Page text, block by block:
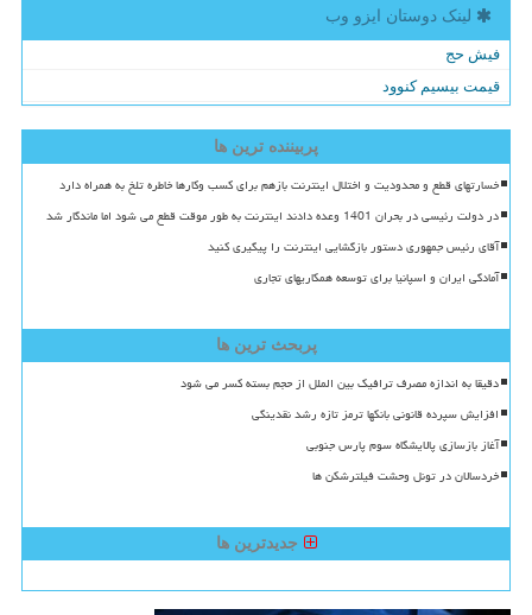
لینک دوستان ایزو وب
فیش حج
قیمت بیسیم کنوود
پربیننده ترین ها
خسارتهای قطع و محدودیت و اختلال اینترنت بازهم برای کسب وکارها خاطره تلخ به همراه دارد
در دولت رئیسی در بحران 1401 وعده دادند اینترنت به طور موقت قطع می شود اما ماندگار شد
آقای رئیس جمهوری دستور بازگشایی اینترنت را پیگیری کنید
آمادگی ایران و اسپانیا برای توسعه همکاریهای تجاری
پربحث ترین ها
دقیقا به اندازه مصرف ترافیک بین الملل از حجم بسته کسر می شود
افزایش سپرده قانونی بانکها ترمز تازه رشد نقدینگی
آغاز بازسازی پالایشگاه سوم پارس جنوبی
خردسالان در تونل وحشت فیلترشکن ها
جدیدترین ها